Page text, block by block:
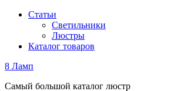
Перейти
содержимому
Статьи
Светильники
Люстры
Каталог товаров
8 Ламп
Самый большой каталог люстр